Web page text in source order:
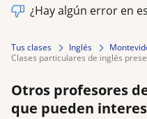
¿Hay algún error en
Tus clases Inglés
clases particulares de inglés
Otros profesores
que pueden